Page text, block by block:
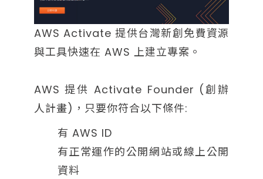
AWS Activate 提供台灣新創免費資源
與工具快速在 AWS 上建立專案。
AWS 提供 Activate Founder (創辦
人計畫)，只要你符合以下條件:
有 AWS ID
有正常運作的公開網站或線上公開
資料